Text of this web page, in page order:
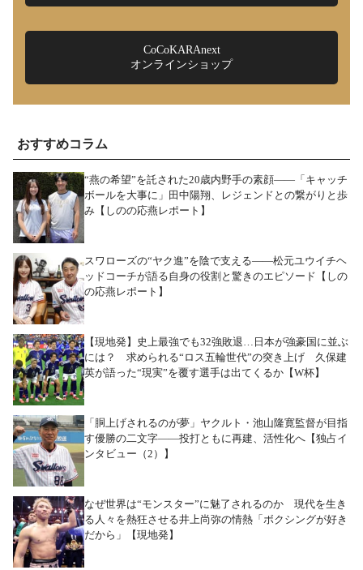
CoCoKARAnext
オンラインショップ
おすすめコラム
“燕の希望”を託された20歳内野手の素顔――「キャッチ
ボールを大事に」田中陽翔、レジェンドとの繋がりと歩
み【しのの応燕レポート】
スワローズの“ヤク進”を陰で支える――松元ユウイチヘ
ッドコーチが語る自身の役割と驚きのエピソード【しの
の応燕レポート】
【現地発】史上最強でも32強敗退…日本が強豪国に並ぶ
には？ 求められる“ロス五輪世代”の突き上げ 久保建
英が語った“現実”を覆す選手は出てくるか【W杯】
「胴上げされるのが夢」ヤクルト・池山隆寛監督が目指
す優勝の二文字――投打ともに再建、活性化へ【独占イ
ンタビュー（2）】
なぜ世界は“モンスター”に魅了されるのか 現代を生き
る人々を熱狂させる井上尚弥の情熱「ボクシングが好き
だから」【現地発】